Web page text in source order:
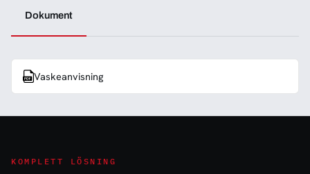
Dokument
Vaskeanvisning
KOMPLETT LÖSNING